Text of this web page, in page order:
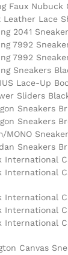
Faux Nubuck
Leather Lace
2041
7992
7992
Sneakers
Lace-Up
Sliders
Sneakers
Sneakers
MONO
Sneakers
International
International
International
International
International
Canvas